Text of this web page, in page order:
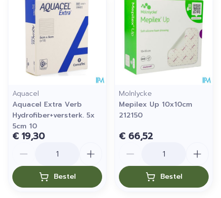
Aquacel
Aquacel Extra Verb
Hydrofiber+versterk. 5x
5cm 10
€ 19,30
Bestel
Molnlycke
Mepilex Up 10x10cm
212150
€ 66,52
Bestel